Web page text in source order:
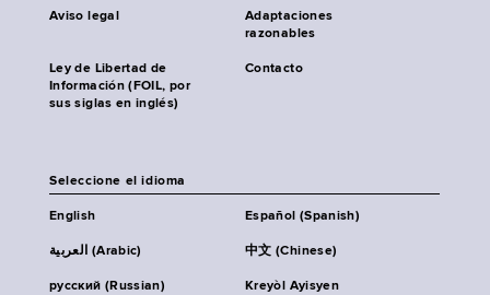
Aviso legal
Adaptaciones
razonables
Ley de Libertad de
Información (FOIL, por
sus siglas en inglés)
Contacto
Seleccione el idioma
English Español (Spanish)
العربية (Arabic) 中文 (Chinese)
русский (Russian)
Kreyòl Ayisyen